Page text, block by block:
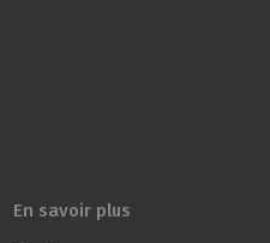
En savoir plus